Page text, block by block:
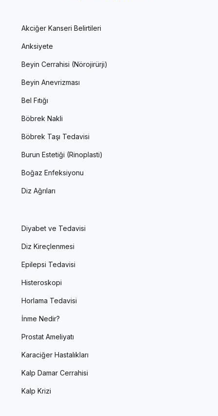
Akciğer Kanseri Belirtileri
Anksiyete
Beyin Cerrahisi (Nörojirürji)
Beyin Anevrizması
Bel Fıtığı
Böbrek Nakli
Böbrek Taşı Tedavisi
Burun Estetiği (Rinoplasti)
Boğaz Enfeksiyonu
Diz Ağrıları
Diyabet ve Tedavisi
Diz Kireçlenmesi
Epilepsi Tedavisi
Histeroskopi
Horlama Tedavisi
İnme Nedir?
Prostat Ameliyatı
Karaciğer Hastalıkları
Kalp Damar Cerrahisi
Kalp Krizi